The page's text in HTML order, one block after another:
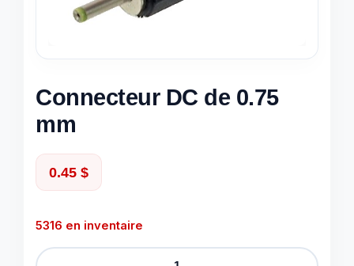
Connecteur DC de 0.75
mm
0.45 $
5316 en inventaire
quantité